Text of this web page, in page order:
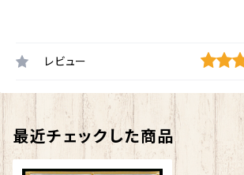
レビュー
最近チェックした商品